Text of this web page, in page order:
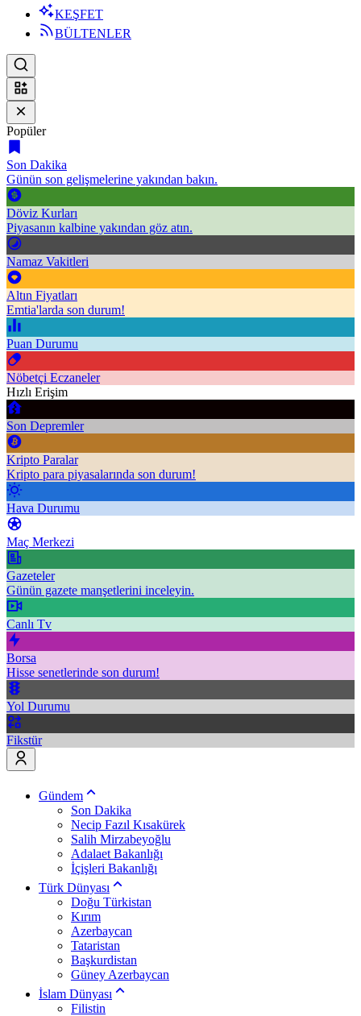
KEŞFET
BÜLTENLER
Popüler
Son Dakika
Günün son gelişmelerine yakından bakın.
Döviz Kurları
Piyasanın kalbine yakından göz atın.
Namaz Vakitleri
Altın Fiyatları
Emtia'larda son durum!
Puan Durumu
Nöbetçi Eczaneler
Hızlı Erişim
Son Depremler
Kripto Paralar
Kripto para piyasalarında son durum!
Hava Durumu
Maç Merkezi
Gazeteler
Günün gazete manşetlerini inceleyin.
Canlı Tv
Borsa
Hisse senetlerinde son durum!
Yol Durumu
Fikstür
Gündem
Son Dakika
Necip Fazıl Kısakürek
Salih Mirzabeyoğlu
Adalaet Bakanlığı
İçişleri Bakanlığı
Türk Dünyası
Doğu Türkistan
Kırım
Azerbaycan
Tataristan
Başkurdistan
Güney Azerbaycan
İslam Dünyası
Filistin